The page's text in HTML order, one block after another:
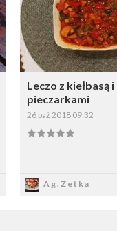
Leczo z kiełbasą i
pieczarkami
26 paź 2018 09:32
Ag.Zetka